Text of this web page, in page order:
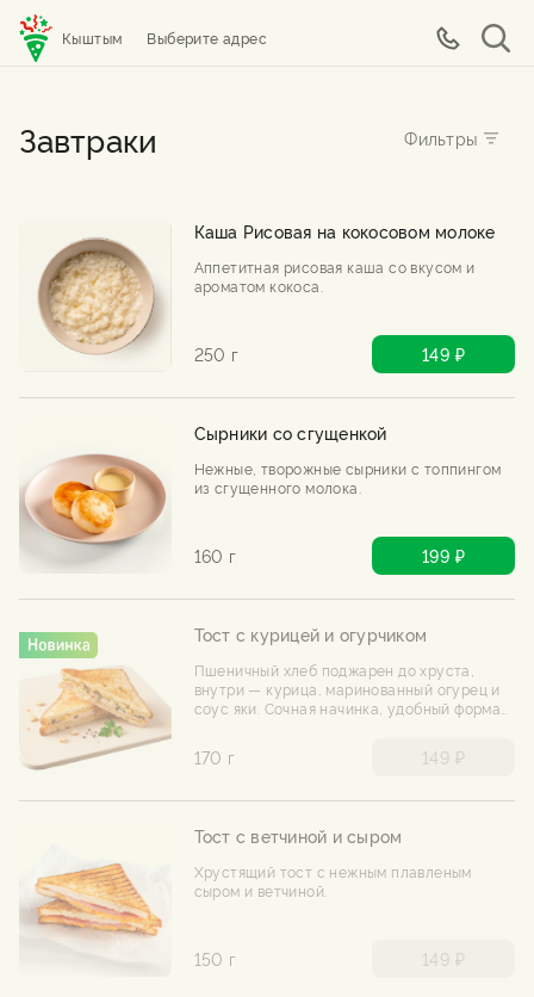
Кыштым Выберите адрес
Завтраки
Тост с курицей и огурчиком
Пшеничный хлеб поджарен до хруста,
внутри — курица, маринованный огурец и
соус яки. Сочная начинка, удобный формат
170 г 149 ₽
Тост с ветчиной и сыром
Хрустящий тост с нежным плавленым
сыром и ветчиной.
150 г 149 ₽
Каша Рисовая на кокосовом молоке
Аппетитная рисовая каша со вкусом и
ароматом кокоса.
250 г 149 ₽
Сырники со сгущенкой
Нежные, творожные сырники с топпингом
из сгущенного молока.
160 г 199 ₽